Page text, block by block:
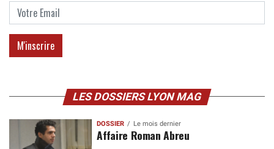
LES DOSSIERS LYON MAG
DOSSIER Le mois dernier
Affaire Roman Abreu